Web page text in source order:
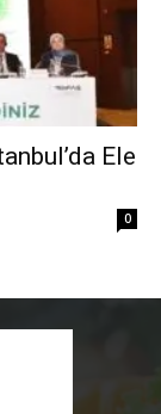
Ele
0